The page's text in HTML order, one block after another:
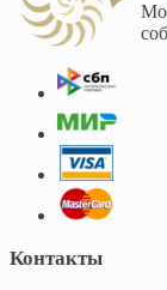
Контакты